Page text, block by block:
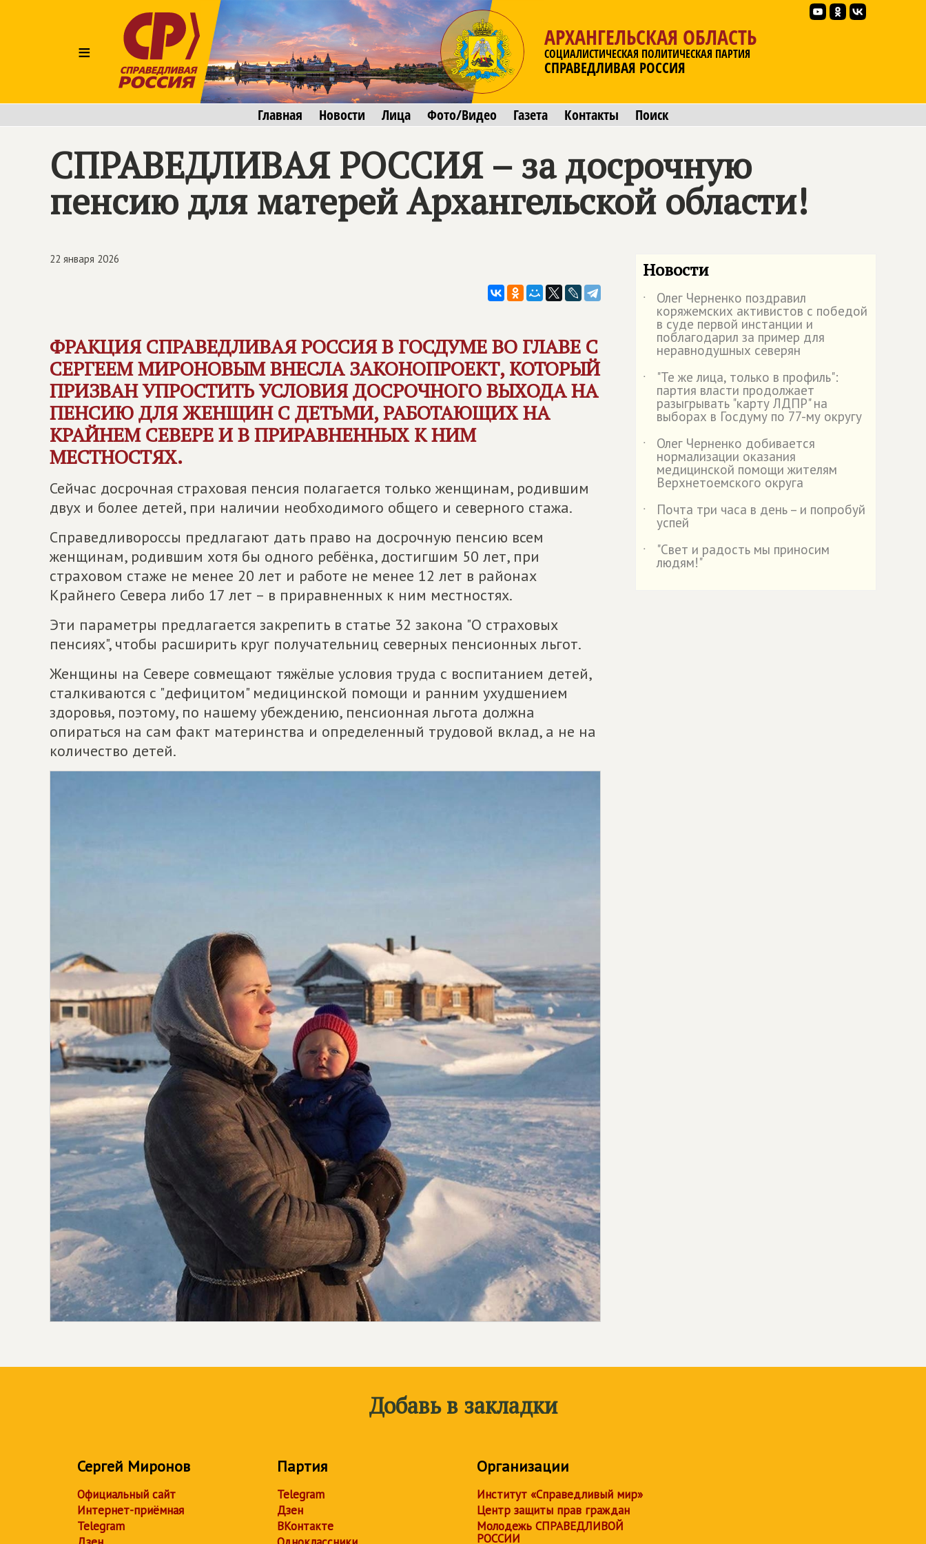
≡
АРХАНГЕЛЬСКАЯ ОБЛАСТЬ
СОЦИАЛИСТИЧЕСКАЯ ПОЛИТИЧЕСКАЯ ПАРТИЯ
СПРАВЕДЛИВАЯ РОССИЯ
Главная Новости Лица Фото/Видео Газета Контакты Поиск
СПРАВЕДЛИВАЯ РОССИЯ– за досрочную
пенсию для матерей Архангельской области!
22 января 2026
ФРАКЦИЯСПРАВЕДЛИВАЯ РОССИЯВ ГОСДУМЕ ВО ГЛАВЕ С
СЕРГЕЕМ МИРОНОВЫМ ВНЕСЛА ЗАКОНОПРОЕКТ, КОТОРЫЙ
ПРИЗВАН УПРОСТИТЬ УСЛОВИЯ ДОСРОЧНОГО ВЫХОДА НА
ПЕНСИЮ ДЛЯ ЖЕНЩИН С ДЕТЬМИ, РАБОТАЮЩИХ НА
КРАЙНЕМ СЕВЕРЕ И В ПРИРАВНЕННЫХ К НИМ
МЕСТНОСТЯХ.
Сейчас досрочная страховая пенсия полагается только женщинам, родившим
двух и более детей, при наличии необходимого общего и северного стажа.
Справедливороссы предлагают дать право на досрочную пенсию всем
женщинам, родившим хотя бы одного ребёнка, достигшим 50 лет, при
страховом стаже не менее 20 лет и работе не менее 12 лет в районах
Крайнего Севера либо 17 лет – в приравненных к ним местностях.
Эти параметры предлагается закрепить в статье 32 закона "О страховых
пенсиях", чтобы расширить круг получательниц северных пенсионных льгот.
Женщины на Севере совмещают тяжёлые условия труда с воспитанием детей,
сталкиваются с "дефицитом" медицинской помощи и ранним ухудшением
здоровья, поэтому, по нашему убеждению, пенсионная льгота должна
опираться на сам факт материнства и определенный трудовой вклад, а не на
количество детей.
Новости
˙ Олег Черненко поздравил
коряжемских активистов с победой
в суде первой инстанции и
поблагодарил за пример для
неравнодушных северян
˙
"Те же лица, только в профиль":
партия власти продолжает
разыгрывать "карту ЛДПР" на
выборах в Госдуму по 77-му округу
˙
Олег Черненко добивается
нормализации оказания
медицинской помощи жителям
Верхнетоемского округа
˙
Почта три часа в день – и попробуй
успей
˙
"Свет и радость мы приносим
людям!"
Добавь в закладки
Сергей Миронов
Официальный сайт
Интернет-приёмная
Telegram
Партия
Telegram
Дзен
ВКонтакте
Организации
Институт «Справедливый мир»
Центр защиты прав граждан
Молодежь СПРАВЕДЛИВОЙ
РОССИИ